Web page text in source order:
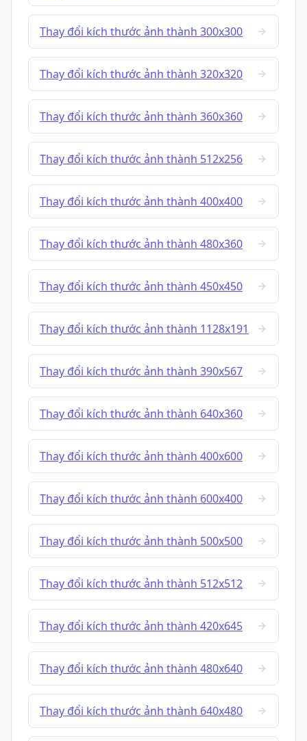
Thay đổi kích thước ảnh thành 300x300
Thay đổi kích thước ảnh thành 320x320
Thay đổi kích thước ảnh thành 360x360
Thay đổi kích thước ảnh thành 512x256
Thay đổi kích thước ảnh thành 400x400
Thay đổi kích thước ảnh thành 480x360
Thay đổi kích thước ảnh thành 450x450
Thay đổi kích thước ảnh thành 1128x191
Thay đổi kích thước ảnh thành 390x567
Thay đổi kích thước ảnh thành 640x360
Thay đổi kích thước ảnh thành 400x600
Thay đổi kích thước ảnh thành 600x400
Thay đổi kích thước ảnh thành 500x500
Thay đổi kích thước ảnh thành 512x512
Thay đổi kích thước ảnh thành 420x645
Thay đổi kích thước ảnh thành 480x640
Thay đổi kích thước ảnh thành 640x480